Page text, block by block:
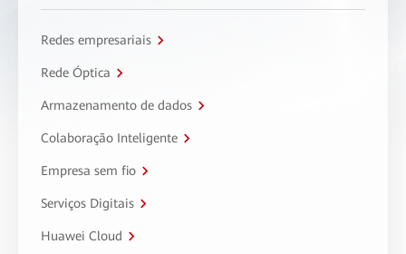
Redes empresariais
Rede Óptica
Armazenamento de dados
Colaboração Inteligente
Empresa sem fio
Serviços Digitais
Huawei Cloud